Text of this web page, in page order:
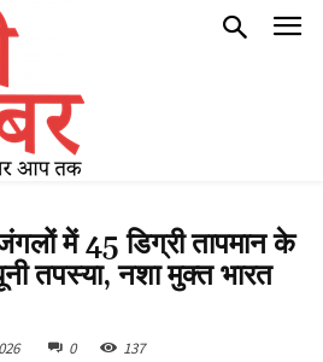
में 45 डिग्री तापमान के
तपस्या, नशा मुक्त भारत
0 137